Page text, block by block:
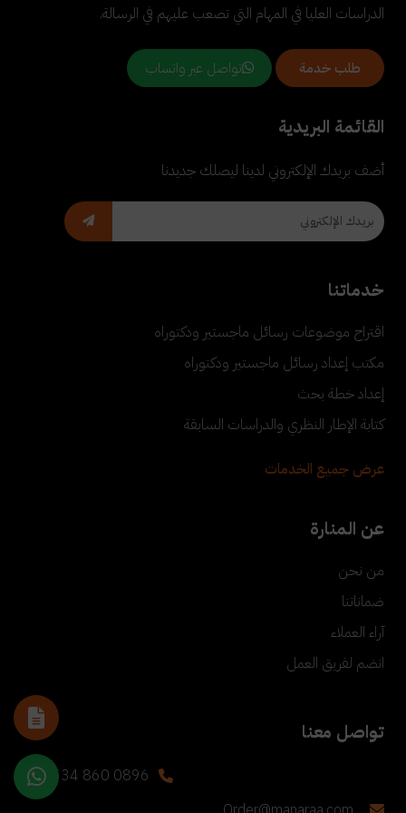
الدراسات العليا في المهام التي تصعب عليهم في الرسالة.
طلب خدمة تواصل عبر واتساب
القائمة البريدية
أضف بريدك الإلكتروني لدينا ليصلك جديدنا
خدماتنا
اقتراح موضوعات رسائل ماجستير ودكتوراه
مكتب إعداد رسائل ماجستير ودكتوراه
إعداد خطة بحث
كتابة الإطار النظري والدراسات السابقة
عرض جميع الخدمات
عن المنارة
من نحن
ضماناتنا
آراء العملاء
انضم لفريق العمل
تواصل معنا
+90 534 860 0896